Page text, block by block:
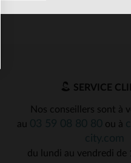
SERVICE
Nos conseillers sont à
au
ou à
du lundi au vendredi de